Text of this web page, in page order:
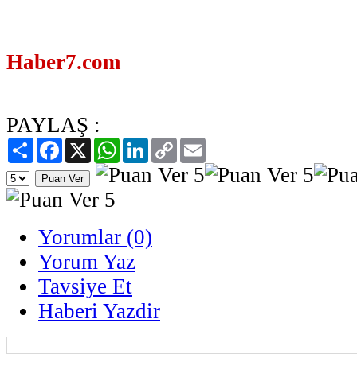
Haber7.com
PAYLAŞ :
PaylaşFacebook
X WhatsAppLinkedIn
Copy
Link
Yorumlar (0)
Yorum Yaz
Tavsiye Et
Haberi Yazdir